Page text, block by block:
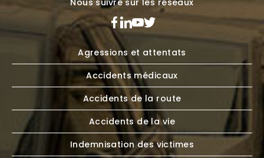
Nous suivre sur les réseaux
Agressions et attentats
Accidents médicaux
Accidents de la route
Accidents de la vie
Indemnisation des victimes